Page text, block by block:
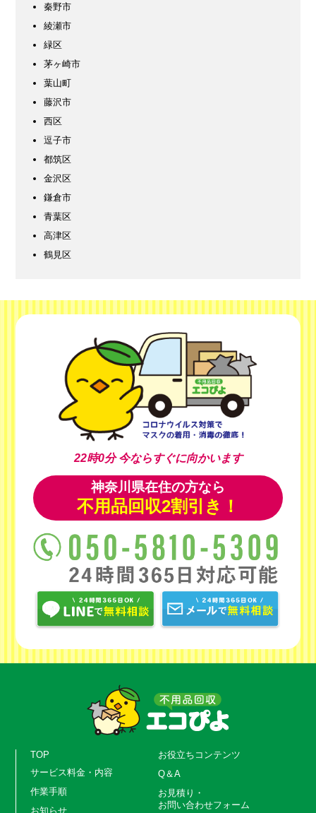
秦野市
綾瀬市
緑区
茅ヶ崎市
葉山町
藤沢市
西区
逗子市
都筑区
金沢区
鎌倉市
青葉区
高津区
鶴見区
22時0分今ならすぐに向かいます
神奈川県在住の方なら
不用品回収2割引き！
TOP
サービス料金・内容
作業手順
お知らせ
お役立ちコンテンツ
Q＆A
お見積り・
お問い合わせフォーム